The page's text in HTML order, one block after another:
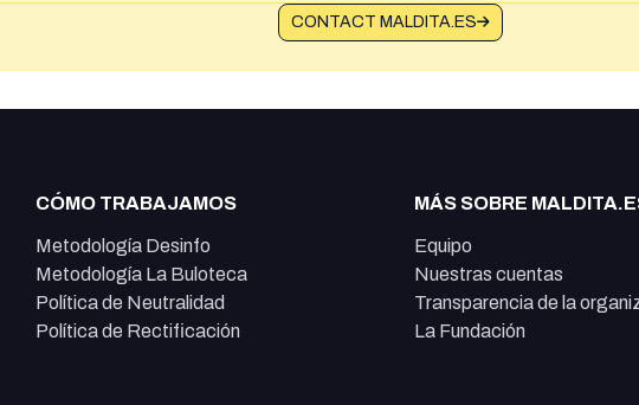
CONTACT MALDITA.ES
CÓMO TRABAJAMOS
Metodología Desinfo
Metodología La Buloteca
Política de Neutralidad
Política de Rectificación
MÁS SOBRE
Equipo
Nuestras cuentas
Transparencia de la
La Fundación